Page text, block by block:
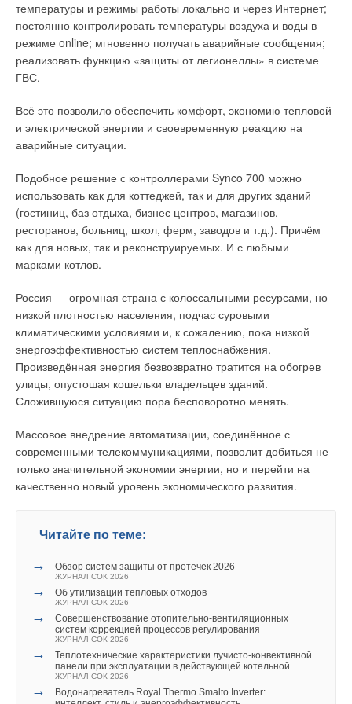
температуры и режимы работы локально и через Интернет;
постоянно контролировать температуры воздуха и воды в
режиме online; мгновенно получать аварийные сообщения;
реализовать функцию «защиты от легионеллы» в системе
ГВС.
Всё это позволило обеспечить комфорт, экономию тепловой
и электрической энергии и своевременную реакцию на
аварийные ситуации.
Подобное решение с контроллерами Synco 700 можно
использовать как для коттеджей, так и для других зданий
(гостиниц, баз отдыха, бизнес центров, магазинов,
ресторанов, больниц, школ, ферм, заводов и т.д.). Причём
как для новых, так и реконструируемых. И с любыми
марками котлов.
Россия — огромная страна с колоссальными ресурсами, но
низкой плотностью населения, подчас суровыми
климатическими условиями и, к сожалению, пока низкой
энергоэффективностью систем теплоснабжения.
Произведённая энергия безвозвратно тратится на обогрев
улицы, опустошая кошельки владельцев зданий.
Сложившуюся ситуацию пора бесповоротно менять.
Массовое внедрение автоматизации, соединённое с
современными телекоммуникациями, позволит добиться не
только значительной экономии энергии, но и перейти на
качественно новый уровень экономического развития.
Читайте по теме:
→ Обзор систем защиты от протечек 2026
ЖУРНАЛ СОК 2026
→ Об утилизации тепловых отходов
ЖУРНАЛ СОК 2026
→
Совершенствование отопительно-вентиляционных
систем коррекцией процессов регулирования
ЖУРНАЛ СОК 2026
→
Теплотехнические характеристики лучисто-конвективной
панели при эксплуатации в действующей котельной
ЖУРНАЛ СОК 2026
→
Водонагреватель Royal Thermo Smalto Inverter:
вред здоровью (нарушение дыхания) и неблагоприятно
влияют на экосистемы (кислотные дожди).
Также горелка FlatFire имеет самый высокий коэффициент
полезного действия формирования смеси «воздух/газ»
контролирует и время от времени регулирует смешивание
«воздух/газ» в течение всего периода эксплуатации котла.
Это обеспечивает отсутствие отклонений в процессе работы,
ввода в эксплуатацию и во время осмотра.
Читайте по теме:
→ Новые времена — новые решения
→ Локальное потепление
→
История создания настенных конденсационных газовых
котлов
→ Пять гаджетов для тихого дома
потребителей тепловой энергии.
В комбинированной теплофикационной системе,
изображённой на рис. 2, базовую нагрузку системы
покрывают на основном источнике централизованной
воду (теплоноситель) по подающему теплопроводу
централизованной системы теплоснабжения направляют в
местную систему теплоснабжения, где пиковую тепловую
подключённом к подающему и обратному теплопроводам
местной системы теплоснабжения. Величину нагрева воды в
автономном пиковом источнике теплоты регулируют в
зависимости от потребности абонента.
При понижении давления (температуры) или уменьшении
контролируемых датчиками давления (температуры или
расхода), местную систему теплоснабжения потребителя
автоматически отключают от подающей и обратной
магистралей централизованной системы теплоснабжения с
помощью запорных органов, установленных на подающем и
обратном сетевых теплопроводах местной системы
теплоснабжения. В этом случае автономный источник
сетевой воды через него и местную систему теплоснабжения
осуществляют с помощью циркуляционного насоса,
установленного на обратном теплопроводе.
теплоснабжения от централизованной, при понижении
теплопроводе, контролируемого датчиками давления
системы теплоснабжения (рис. 3). Циркуляцию в местной
системе теплоснабжения поддерживают с помощью
циркуляционного насоса, который установлен на подающем
теплопроводе за пиковым источником теплоты по ходу
движения воды, и соединённый перемычкой, с обратным
теплопроводом местной системы теплоснабжения.